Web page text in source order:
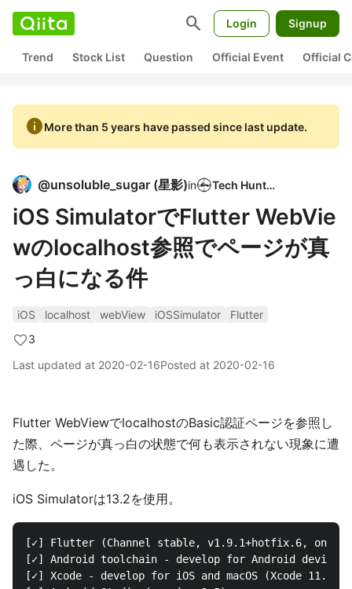
search Login Signup
Trend Stock List Question Official Event Official
infoMore than 5 years have passed since last update.
@unsoluble_sugar (星影)in Tech Hunter
iOS SimulatorでFlutter WebVie
wのlocalhost参照でページが真
っ白になる件
iOS localhost webView iOSSimulator
Flutter
3
Last updated at 2020-02-16Posted at 2020-02-16
Flutter WebViewでlocalhostのBasic認証ページを参照し
た際、ページが真っ白の状態で何も表示されない現象に遭
遇した。
iOS Simulatorは13.2を使用。
[✓] Flutter (Channel stable, v1.9.1+hotfix.6, on
[✓] Android toolchain - develop for Android devices
[✓] Xcode - develop for iOS and macOS (Xcode 11.2.1)